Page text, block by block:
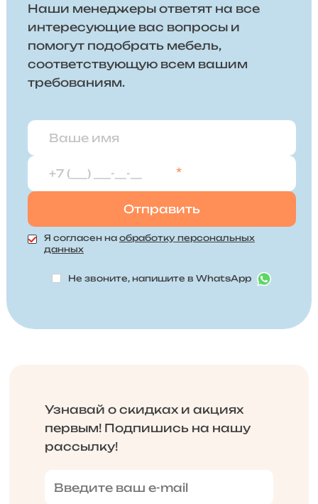
Наши менеджеры ответят на все
интересующие вас вопросы и
помогут подобрать мебель,
соответствующую всем вашим
требованиям.
*
Я согласен на обработку персональных
данных
Не звоните, напишите в WhatsApp
Узнавай о скидках и акциях
первым! Подпишись на нашу
рассылку!